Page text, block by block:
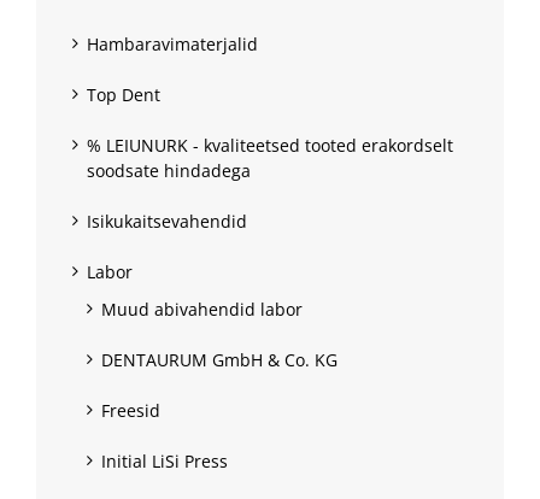
Hambaravimaterjalid
Top Dent
% LEIUNURK - kvaliteetsed tooted erakordselt
soodsate hindadega
Isikukaitsevahendid
Labor
Muud abivahendid labor
DENTAURUM GmbH & Co. KG
Freesid
Initial LiSi Press